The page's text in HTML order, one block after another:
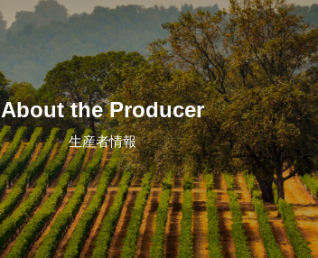
About the Producer
生産者情報